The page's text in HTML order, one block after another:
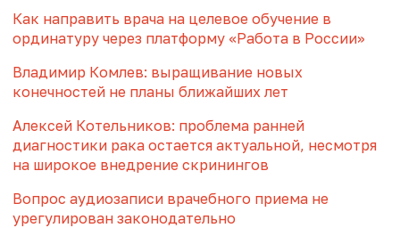
Как направить врача на целевое обучение в
ординатуру через платформу «Работа в России»
Владимир Комлев: выращивание новых
конечностей не планы ближайших лет
Алексей Котельников: проблема ранней
диагностики рака остается актуальной, несмотря
на широкое внедрение скринингов
Вопрос аудиозаписи врачебного приема не
урегулирован законодательно